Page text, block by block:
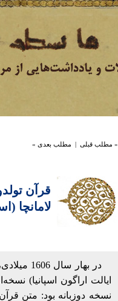
« مطلب قبلی | مطلب بعدی »
لامانچا
در بهار
ایالت اراگون اسپانیا)
نسخه دوزبانه بود: متن